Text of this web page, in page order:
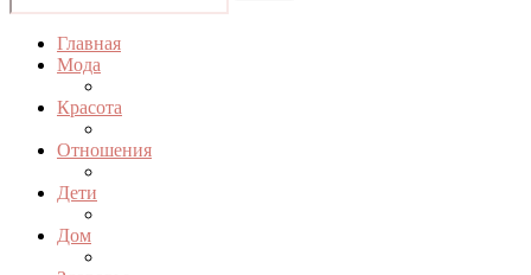
Главная
Мода
Красота
Отношения
Дети
Дом